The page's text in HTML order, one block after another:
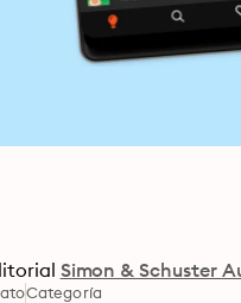
Simon & Schuster
Categoría